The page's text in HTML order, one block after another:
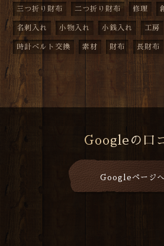
三つ折り財布 二つ折り財布 修理
名刺入れ 小物入れ 小銭入れ 工房
時計ベルト交換 素材 財布 長財布
Googleの口
Googleページへ